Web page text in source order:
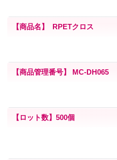
【商品名】 RPETクロス
【商品管理番号】 MC-DH065
【ロット数】500個